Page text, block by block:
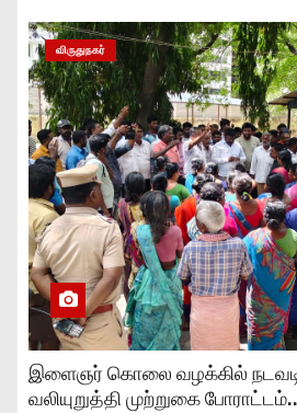
விருதுநகர்
இளைஞர் கொலை வழக்கில்
வலியுறுத்தி முற்றுகை